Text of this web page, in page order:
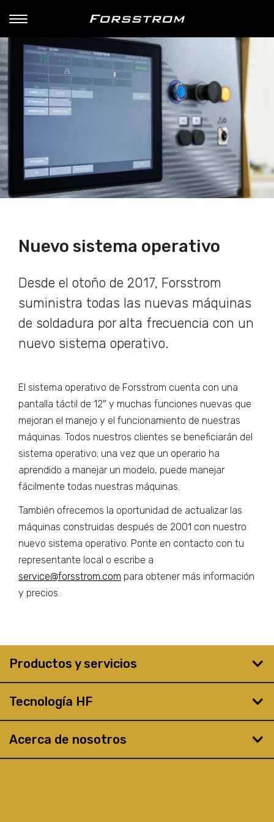
Nuevo sistema operativo
Desde el otoño de 2017, Forsstrom
suministra todas las nuevas máquinas
de soldadura por alta frecuencia con un
nuevo sistema operativo.
El sistema operativo de Forsstrom cuenta con una
pantalla táctil de 12″ y muchas funciones nuevas que
mejoran el manejo y el funcionamiento de nuestras
máquinas. Todos nuestros clientes se beneficiarán del
sistema operativo; una vez que un operario ha
aprendido a manejar un modelo, puede manejar
fácilmente todas nuestras máquinas.
También ofrecemos la oportunidad de actualizar las
máquinas construidas después de 2001 con nuestro
nuevo sistema operativo. Ponte en contacto con tu
representante local o escribe a
service@forsstrom.com para obtener más información
y precios.
Productos y servicios
Tecnología HF
Acerca de nosotros